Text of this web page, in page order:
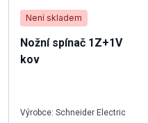
Není skladem
Nožní spínač 1Z+1V
kov
Výrobce: Schneider Electric